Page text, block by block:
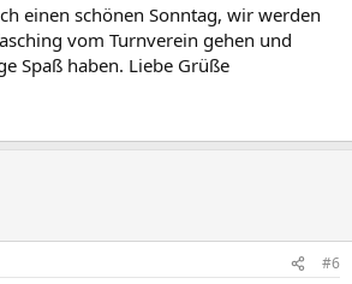
einen schönen Sonntag, wir werden
vom Turnverein gehen und
Spaß haben. Liebe Grüße
#6